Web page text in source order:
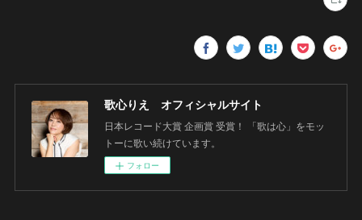
歌心りえ オフィシャルサイト
日本レコード大賞 企画賞 受賞！ 「歌は心」をモッ
トーに歌い続けています。
フォロー